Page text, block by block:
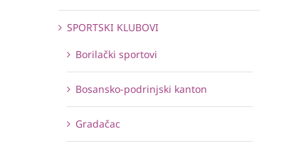
SPORTSKI KLUBOVI
Borilački sportovi
Bosansko-podrinjski kanton
Gradačac